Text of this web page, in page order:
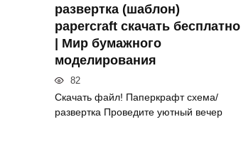
развертка (шаблон)
papercraft скачать бесплатно
| Мир бумажного
моделирования
82
Скачать файл! Паперкрафт схема/
развертка Проведите уютный вечер